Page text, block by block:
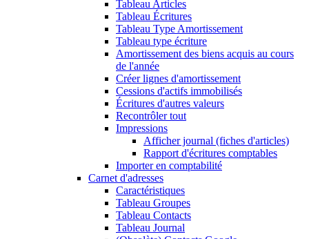
Tableau Articles
Tableau Écritures
Tableau Type Amortissement
Tableau type écriture
Amortissement des biens acquis au cours
de l'année
Créer lignes d'amortissement
Cessions d'actifs immobilisés
Écritures d'autres valeurs
Recontrôler tout
Impressions
Afficher journal (fiches d'articles)
Rapport d'écritures comptables
Importer en comptabilité
Carnet d'adresses
Caractéristiques
Tableau Groupes
Tableau Contacts
Tableau Journal